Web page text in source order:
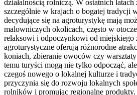
działalnością rolniczą. W ostatnich
szczególnie w krajach o bogatej tradycji
decydujące się na agroturystykę mają
malowniczych okolicach, często w
relaksowi i odpoczynkowi od miejskiego
agroturystyczne oferują różnorodne
koniach, zbieranie owoców czy
temu turyści mogą nie tylko odpocząć,
czegoś nowego o lokalnej kulturze i
przyczynia się do rozwoju lokalnych
rolników i promując regionalne